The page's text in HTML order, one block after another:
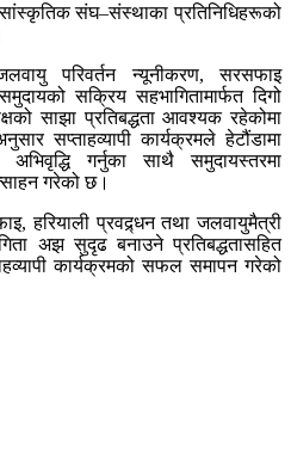
सांस्कृतिक संघ–संस्थाका प्रतिनिधिहरूको
परिवर्तन न्यूनीकरण, सरसफाइ
सक्रिय सहभागितामार्फत दिगो
साझा प्रतिबद्धता आवश्यक रहेकोमा
सप्ताहव्यापी कार्यक्रमले हेटौंडामा
गर्नुका साथै समुदायस्तरमा
गरेको छ।
हरियाली प्रवद्र्धन तथा जलवायुमैत्री
अझ सुदृढ बनाउने प्रतिबद्धतासहित
कार्यक्रमको सफल समापन गरेको